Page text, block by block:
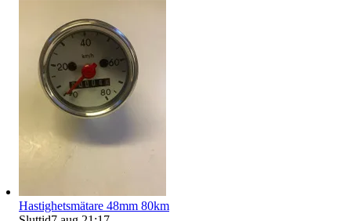
Hastighetsmätare 48mm 80km